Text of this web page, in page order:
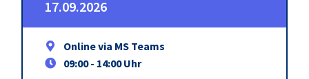
17.09.2026
Online via MS Teams
09:00 - 14:00 Uhr